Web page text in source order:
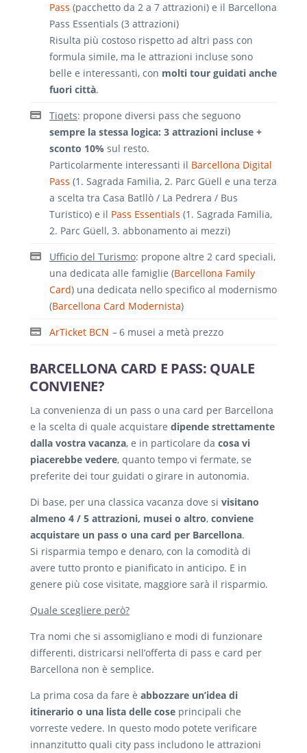
Pass (pacchetto da 2 a 7 attrazioni) e il Barcellona
Pass Essentials (3 attrazioni)
Risulta più costoso rispetto ad altri pass con
formula simile, ma le attrazioni incluse sono
belle e interessanti, con molti tour guidati anche
fuori città.
Tiqets: propone diversi pass che seguono
sempre la stessa logica: 3 attrazioni incluse +
sconto 10% sul resto.
Particolarmente interessanti il Barcellona Digital
Pass (1. Sagrada Familia, 2. Parc Güell e una terza
a scelta tra Casa Batllò / La Pedrera / Bus
Turistico) e il Pass Essentials (1. Sagrada Familia,
2. Parc Güell, 3. abbonamento ai mezzi)
Ufficio del Turismo: propone altre 2 card speciali,
una dedicata alle famiglie (Barcellona Family
Card) una dedicata nello specifico al modernismo
(Barcellona Card Modernista)
ArTicket BCN –6 musei a metà prezzo
BARCELLONA CARD E PASS: QUALE
CONVIENE?
La convenienza di un pass o una card per Barcellona
e la scelta di quale acquistare dipende strettamente
dalla vostra vacanza, e in particolare da cosa vi
piacerebbe vedere, quanto tempo vi fermate, se
preferite dei tour guidati o girare in autonomia.
Di base, per una classica vacanza dove si visitano
almeno 4 / 5 attrazioni, musei o altro, conviene
acquistare un pass o una card per Barcellona.
Si risparmia tempo e denaro, con la comodità di
avere tutto pronto e pianificato in anticipo. E in
genere più cose visitate, maggiore sarà il risparmio.
Quale scegliere però?
Tra nomi che si assomigliano e modi di funzionare
differenti, districarsi nell’offerta di pass e card per
Barcellona non è semplice.
La prima cosa da fare è abbozzare un’idea di
itinerario o una lista delle cose principali che
vorreste vedere. In questo modo potete verificare
innanzitutto quali city pass includono le attrazioni